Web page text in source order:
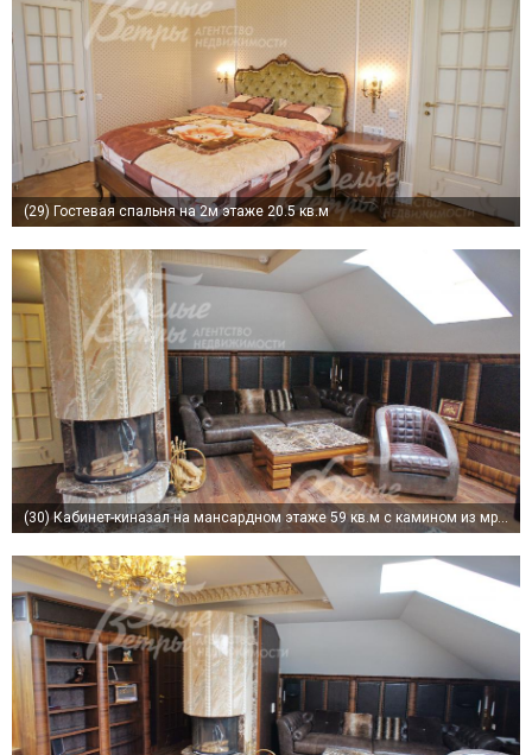
(29) Гостевая спальня на 2м этаже 20.5 кв.м
(30)Кабинет-киназал на мансардном этаже 59 кв.м с камином из мрамора